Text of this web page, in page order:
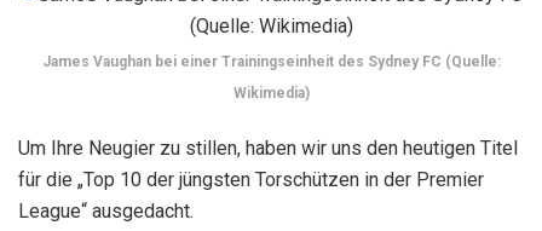
James Vaughan bei einer Trainingseinheit des Sydney FC (Quelle:
Wikimedia)
Um Ihre Neugier zu stillen, haben wir uns den heutigen Titel
für die „Top 10 der jüngsten Torschützen in der Premier
League“ ausgedacht.